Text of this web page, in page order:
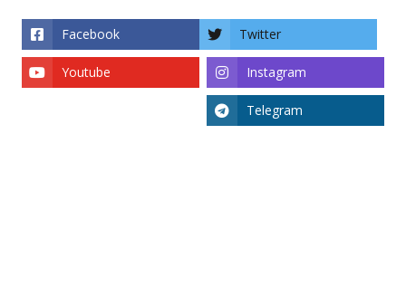
Facebook Twitter
Instagram
Youtube
Telegram